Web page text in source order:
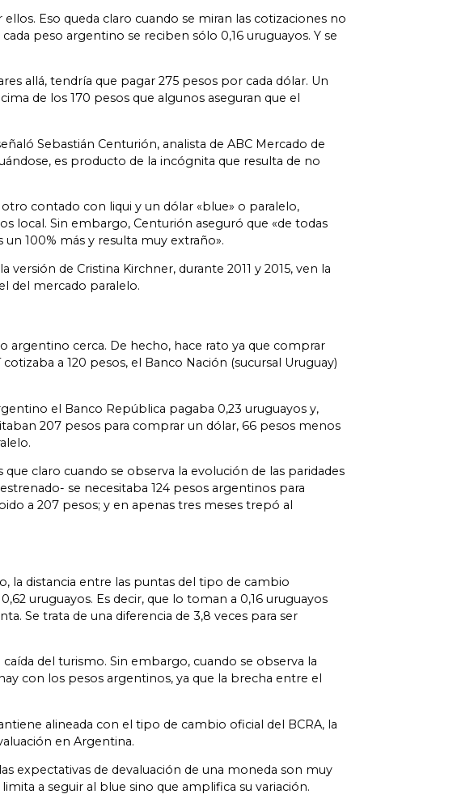
Eso queda claro cuando se miran las cotizaciones no
peso argentino se reciben sólo 0,16 uruguayos. Y se
allá, tendría que pagar 275 pesos por cada dólar. Un
de los 170 pesos que algunos aseguran que el
Sebastián Centurión, analista de ABC Mercado de
es producto de la incógnita que resulta de no
contado con liqui y un dólar «blue» o paralelo,
local. Sin embargo, Centurión aseguró que «de todas
100% más y resulta muy extraño».
de Cristina Kirchner, durante 2011 y 2015, ven la
del mercado paralelo.
cerca. De hecho, hace rato ya que comprar
a 120 pesos, el Banco Nación (sucursal Uruguay)
el Banco República pagaba 0,23 uruguayos y,
207 pesos para comprar un dólar, 66 pesos menos
claro cuando se observa la evolución de las paridades
se necesitaba 124 pesos argentinos para
a 207 pesos; y en apenas tres meses trepó al
la distancia entre las puntas del tipo de cambio
uruguayos. Es decir, que lo toman a 0,16 uruguayos
Se trata de una diferencia de 3,8 veces para ser
del turismo. Sin embargo, cuando se observa la
con los pesos argentinos, ya que la brecha entre el
alineada con el tipo de cambio oficial del BCRA, la
en Argentina.
expectativas de devaluación de una moneda son muy
a seguir al blue sino que amplifica su variación.